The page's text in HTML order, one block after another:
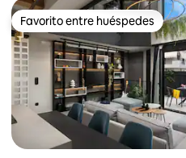
Favorito entre huéspedes
Favorito entre huéspedes